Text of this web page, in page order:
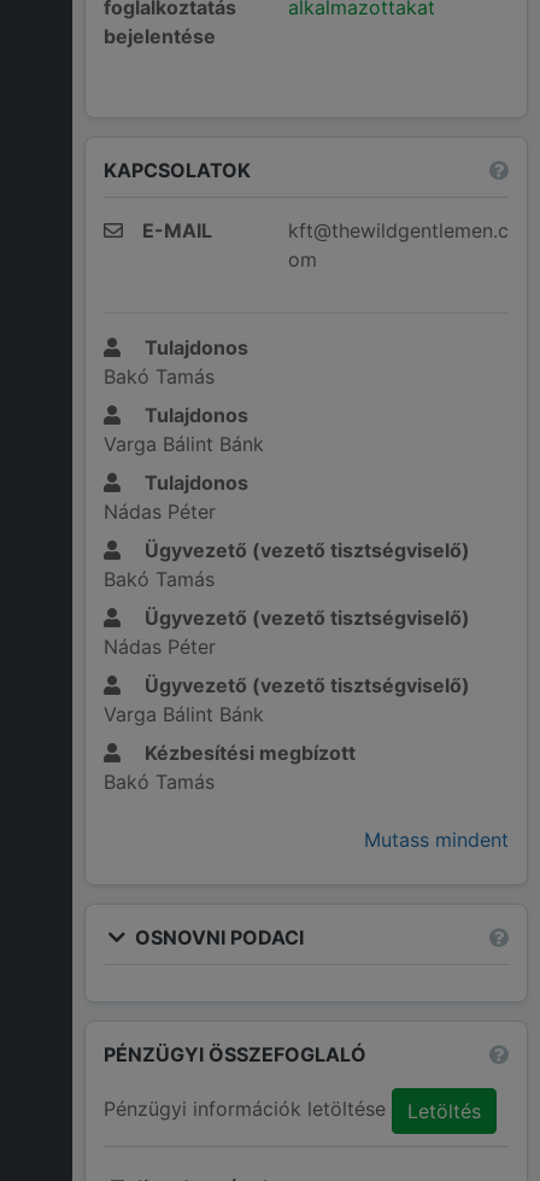
foglalkoztatás
bejelentése
alkalmazottakat
KAPCSOLATOK
E-MAIL
kft@thewildgentlemen.c
om
Tulajdonos
Bakó Tamás
Tulajdonos
Varga Bálint Bánk
Tulajdonos
Nádas Péter
Ügyvezető (vezető tisztségviselő)
Bakó Tamás
Ügyvezető (vezető tisztségviselő)
Nádas Péter
Ügyvezető (vezető tisztségviselő)
Varga Bálint Bánk
Kézbesítési megbízott
Bakó Tamás
Mutass mindent
OSNOVNI PODACI
PÉNZÜGYI ÖSSZEFOGLALÓ
Pénzügyi információk letöltése Letöltés